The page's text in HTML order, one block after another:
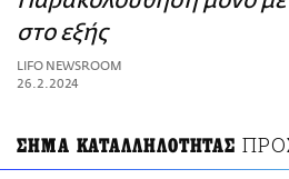
ΑΜΠΑ
PRINT
στο εξής
LIFO NEWSROOM
26.2.2024
ΣΗΜΑ ΚΑΤΑΛΛΗΛΟΤΗΤΑΣ